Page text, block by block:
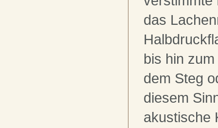
das
bis hin
dem Steg
diesem
akustische